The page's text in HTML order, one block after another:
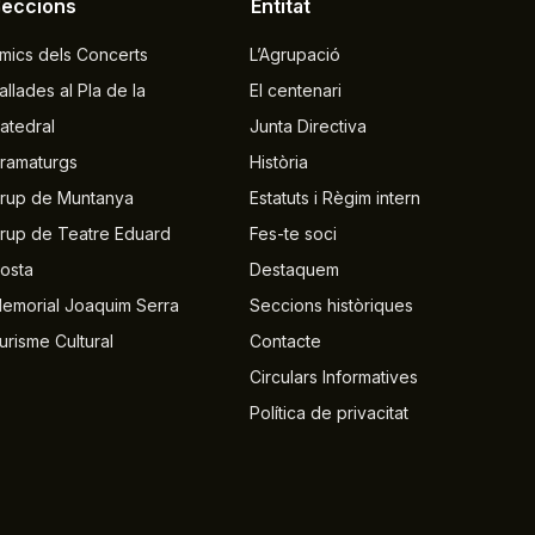
dels Concerts
al Pla de la
de Muntanya
de Teatre Eduard
Joaquim Serra
Cultural
Entitat
L’Agrupació
El centenari
Junta Directiva
Història
Estatuts i Règim intern
Fes-te soci
Destaquem
Seccions històriques
Contacte
Circulars Informatives
Política de privacitat